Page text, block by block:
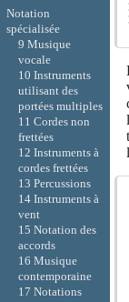
Notation
spécialisée
9 Musique
vocale
10 Instruments
utilisant des
portées multiples
11 Cordes non
frettées
12 Instruments à
cordes frettées
13 Percussions
14 Instruments à
vent
15 Notation des
accords
16 Musique
contemporaine
17 Notations